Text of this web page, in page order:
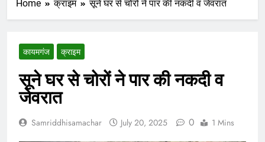
Home क्राइम सूने घर से चोरों ने पार की नकदी व जेवरात
कायमगंज क्राइम
सूने घर से चोरों ने पार की नकदी व
जेवरात
Samriddhisamachar July 20, 2025 0 1 Mins